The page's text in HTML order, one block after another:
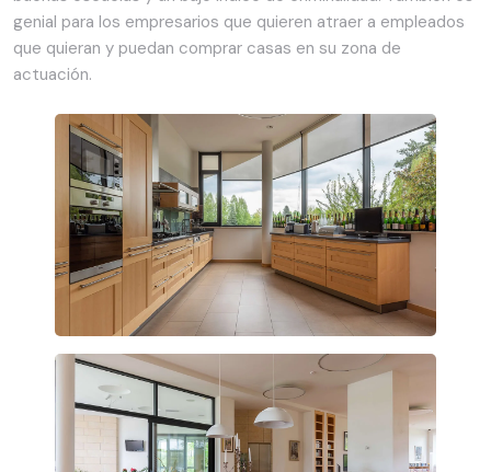
genial para los empresarios que quieren atraer a empleados
que quieran y puedan comprar casas en su zona de
actuación.